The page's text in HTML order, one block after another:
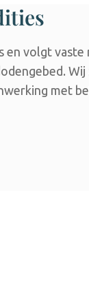
en volgt
met